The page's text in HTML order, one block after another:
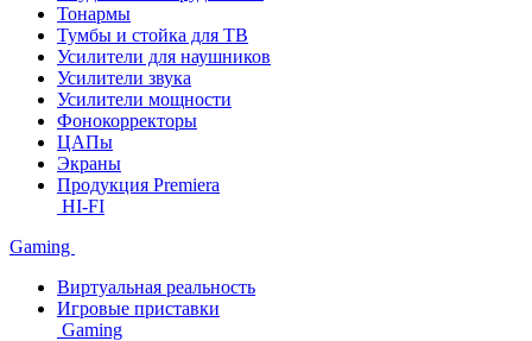
Тонармы
Тумбы и стойка для ТВ
Усилители для наушников
Усилители звука
Усилители мощности
Фонокорректоры
ЦАПы
Экраны
Продукция Premiera
HI-FI
Gaming
Виртуальная реальность
Игровые приставки
Gaming